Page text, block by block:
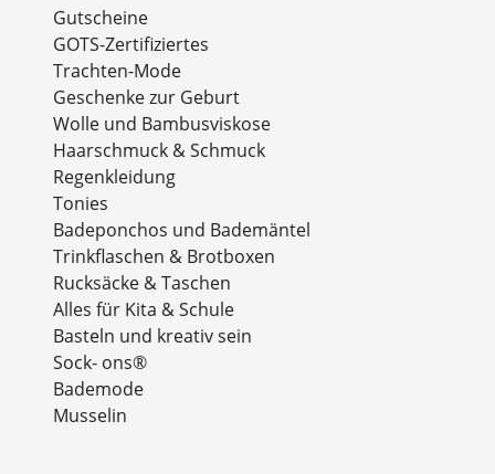
Gutscheine
GOTS-Zertifiziertes
Trachten-Mode
Geschenke zur Geburt
Wolle und Bambusviskose
Haarschmuck & Schmuck
Regenkleidung
Tonies
Badeponchos und Bademäntel
Trinkflaschen & Brotboxen
Rucksäcke & Taschen
Alles für Kita & Schule
Basteln und kreativ sein
Sock- ons®
Bademode
Musselin